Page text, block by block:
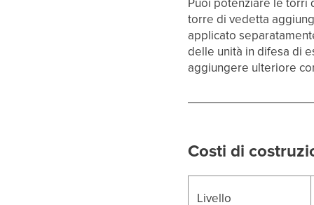
torre di vedetta
applicato
delle unità in difesa di
aggiungere ulteriore
Costi di
Livello